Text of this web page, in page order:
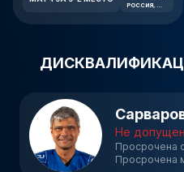
Не допущен
Просрочена
Просрочена